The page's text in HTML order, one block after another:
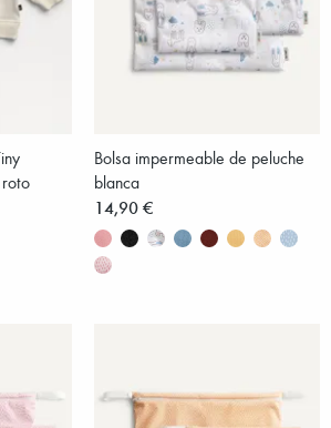
Bolsa impermeable de peluche
blanca
14,90 €